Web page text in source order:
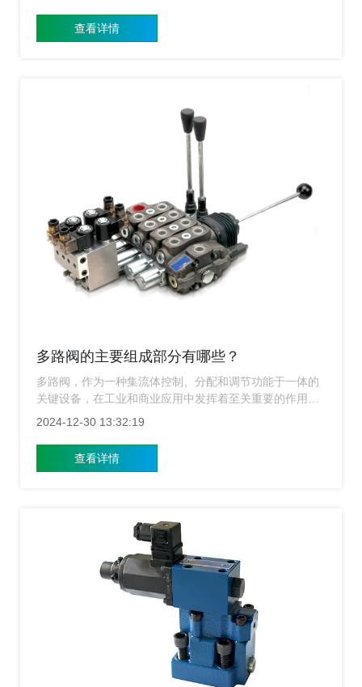
对系统的性能和稳定性至关重要。下面上海多路阀厂家来
给大家简单的介绍一下多路阀在液压系统中的作用是什
查看详情
多路阀的主要组成部分有哪些？
多路阀，作为一种集流体控制、分配和调节功能于一体的
关键设备，在工业和商业应用中发挥着至关重要的作用。
它能够通过一个阀体同时控制多个流体通道，实现流量的
上海多路阀厂家就来给大家简单的介绍一下多路阀的主要
组成部分有哪些？
2024-12-30 13:32:19
查看详情